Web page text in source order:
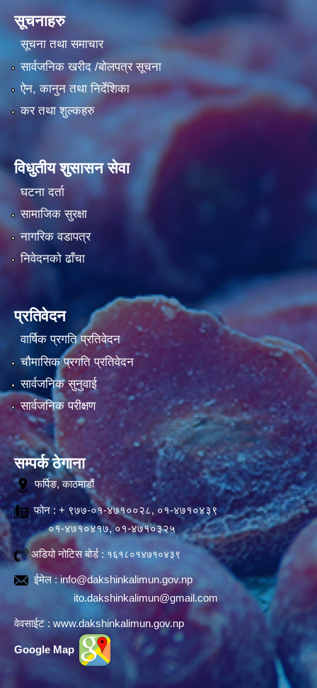
सूचनाहरु
सूचना तथा समाचार
सार्वजनिक खरीद /बोलपत्र सूचना
ऐन, कानुन तथा निर्देशिका
कर तथा शुल्कहरु
विधुतीय शुसासन सेवा
घटना दर्ता
सामाजिक सुरक्षा
नागरिक वडापत्र
निवेदनको ढाँचा
प्रतिवेदन
वार्षिक प्रगति प्रतिवेदन
चौमासिक प्रगति प्रतिवेदन
सार्वजनिक सुनुवाई
सार्वजनिक परीक्षण
सम्पर्क ठेगाना
फर्पिङ, काठमाडौं
फोन : + ९७७-०१-४७१००२८, ०१-४७१०४३९
०१-४७१०४१७, ०१-४७१०३२५
अडियो नोटिस बोर्ड : १६१८०१४७१०४३९
ईमेल :info@dakshinkalimun.gov.np
ito.dakshinkalimun@gmail.com
वेवसाईट : www.dakshinkalimun.gov.np
Google Map